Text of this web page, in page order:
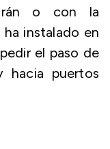
o con la
instalado en
el paso de
hacia puertos